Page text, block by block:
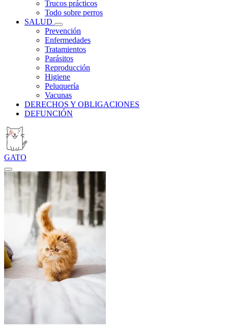
Trucos prácticos
Todo sobre perros
SALUD
Prevención
Enfermedades
Tratamientos
Parásitos
Reproducción
Higiene
Peluquería
Vacunas
DERECHOS Y OBLIGACIONES
DEFUNCIÓN
GATO